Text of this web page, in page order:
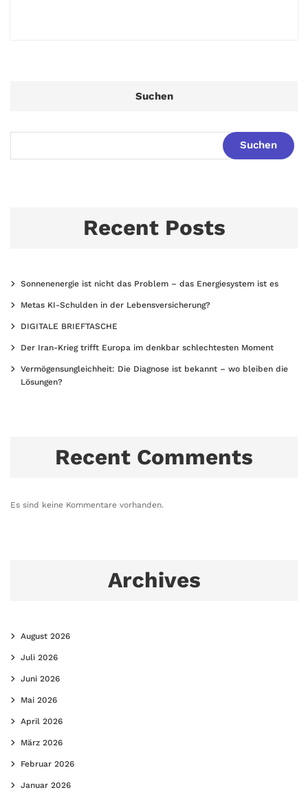
Suchen
Suchen
Recent Posts
Sonnenenergie ist nicht das Problem – das Energiesystem ist es
Metas KI-Schulden in der Lebensversicherung?
DIGITALE BRIEFTASCHE
Der Iran-Krieg trifft Europa im denkbar schlechtesten Moment
Vermögensungleichheit: Die Diagnose ist bekannt – wo bleiben die
Lösungen?
Recent Comments
Es sind keine Kommentare vorhanden.
Archives
August 2026
Juli 2026
Juni 2026
Mai 2026
April 2026
März 2026
Februar 2026
Januar 2026